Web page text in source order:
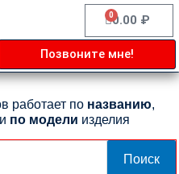
0.00 ₽
0
Cart
Позвоните мне!
работает по названию,
и по модели изделия
Поиск